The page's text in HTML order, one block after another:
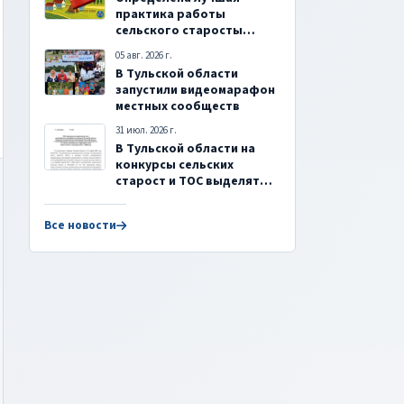
практика работы
сельского старосты
Саратовской области
05 авг. 2026 г.
В Тульской области
запустили видеомарафон
местных сообществ
31 июл. 2026 г.
В Тульской области на
конкурсы сельских
старост и ТОС выделят
Все новости